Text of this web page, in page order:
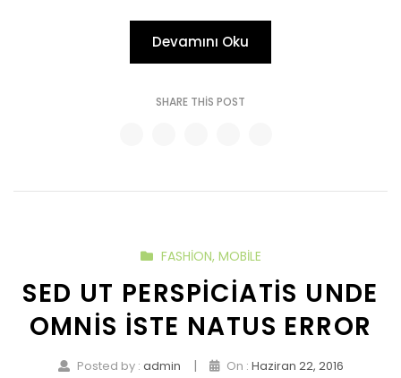
Devamını Oku
SHARE THIS POST
FASHION, MOBILE
SED UT PERSPICIATIS UNDE
OMNIS ISTE NATUS ERROR
Posted by : admin | On : Haziran 22, 2016